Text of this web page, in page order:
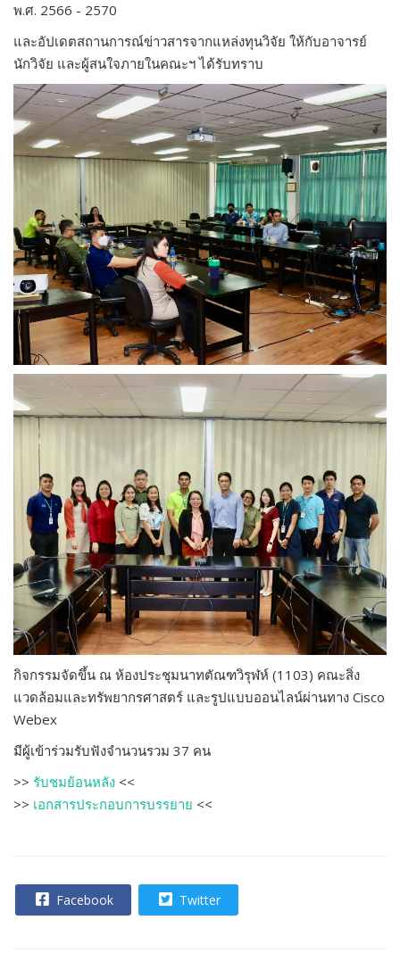
พ.ศ. 2566 - 2570
และอัปเดตสถานการณ์ข่าวสารจากแหล่งทุนวิจัย ให้กับอาจารย์
นักวิจัย และผู้สนใจภายในคณะฯ ได้รับทราบ
กิจกรรมจัดขึ้น ณ ห้องประชุมนาทตัณฑวิรุฬห์ (1103) คณะสิ่ง
แวดล้อมและทรัพยากรศาสตร์ และรูปแบบออนไลน์ผ่านทาง Cisco
Webex
มีผู้เข้าร่วมรับฟังจำนวนรวม 37 คน
>> รับชมย้อนหลัง <<
>> เอกสารประกอบการบรรยาย <<
Facebook Twitter